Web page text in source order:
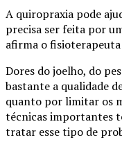
A quiropraxia pode
precisa ser feita por
afirma o fisioterapeuta
Dores do joelho, do
bastante a qualidade
quanto por limitar os
técnicas importantes
tratar esse tipo de